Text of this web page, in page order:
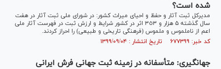
شده است؟
مدیرکل ثبت آثار و حفظ و احیای میراث کشور: در شورای ملی ثبت آثار در هفت
سال گذشته ۵ هزار و ٣٥٣ اثر در کشور شرایط و ارزش ثبت در فهرست آثار ملی
اعم از ناملموس و ملموس (فرهنگی تاریخی و طبیعی) را احراز کردند.
کد خبر: ۶۷۷۳۹۹ تاریخ انتشار : ۱۳۹۹/۰۹/۰۴
جهانگیری: متأسفانه در زمینه ثبت جهانی فرش ایرانی